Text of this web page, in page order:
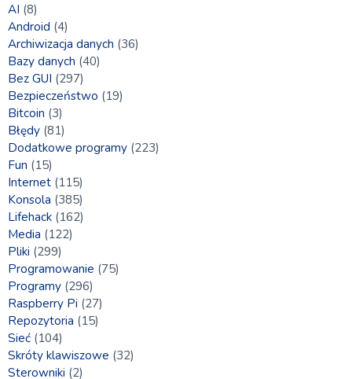
AI (8)
Android (4)
Archiwizacja danych (36)
Bazy danych (40)
Bez GUI (297)
Bezpieczeństwo (19)
Bitcoin (3)
Błędy (81)
Dodatkowe programy (223)
Fun (15)
Internet (115)
Konsola (385)
Lifehack (162)
Media (122)
Pliki (299)
Programowanie (75)
Programy (296)
Raspberry Pi (27)
Repozytoria (15)
Sieć (104)
Skróty klawiszowe (32)
Sterowniki (2)